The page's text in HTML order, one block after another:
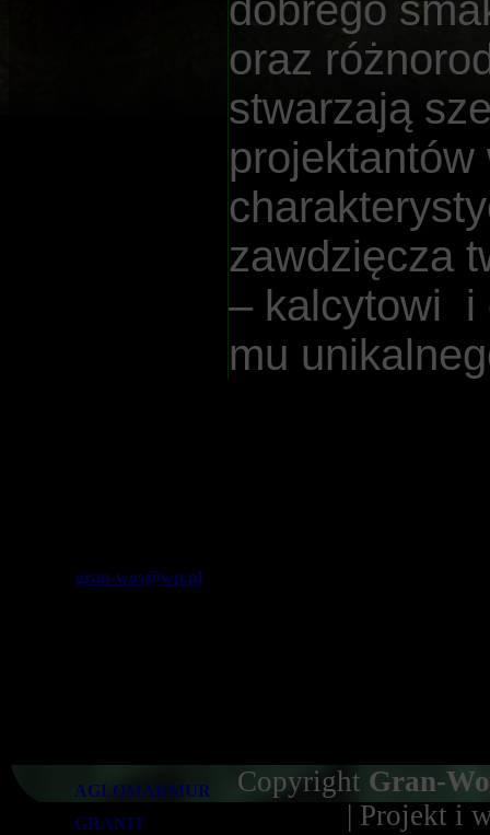
dobrego
oraz
stwarzają
zawdzięcza
– kalcytowi i
mu
gran-wos@wp.pl
AGLOMARMUR
GRANIT
Copyright Gran-
| Projekt i